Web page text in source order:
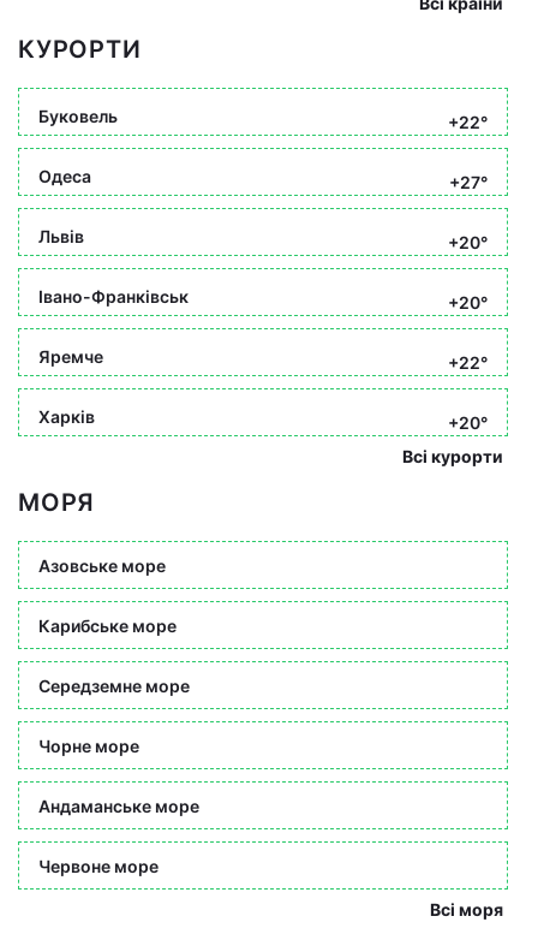
КУРОРТИ
Буковель +22°
Одеса +27°
Львів +20°
Івано-Франківськ +20°
Яремче +22°
Харків
+20°
Всі курорти
МОРЯ
Азовське море
Карибське море
Середземне море
Чорне море
Андаманське море
Червоне море
Всі моря